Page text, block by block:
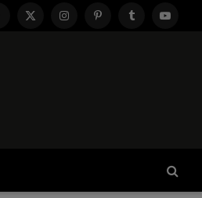
X
InstagramPinterestTumblr